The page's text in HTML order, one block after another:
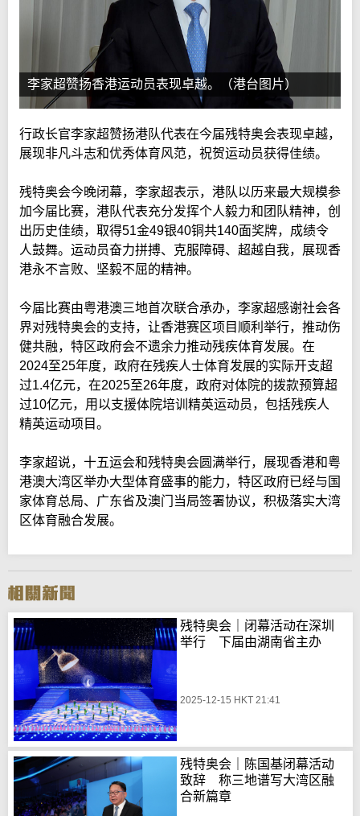
李家超赞扬香港运动员表现卓越。（港台图片）
行政长官李家超赞扬港队代表在今届残特奥会表现卓越，
展现非凡斗志和优秀体育风范，祝贺运动员获得佳绩。
残特奥会今晚闭幕，李家超表示，港队以历来最大规模参
加今届比赛，港队代表充分发挥个人毅力和团队精神，创
出历史佳绩，取得51金49银40铜共140面奖牌，成绩令
人鼓舞。运动员奋力拼搏、克服障碍、超越自我，展现香
港永不言败、坚毅不屈的精神。
今届比赛由粤港澳三地首次联合承办，李家超感谢社会各
界对残特奥会的支持，让香港赛区项目顺利举行，推动伤
健共融，特区政府会不遗余力推动残疾体育发展。在
2024至25年度，政府在残疾人士体育发展的实际开支超
过1.4亿元，在2025至26年度，政府对体院的拨款预算超
过10亿元，用以支援体院培训精英运动员，包括残疾人
精英运动项目。
李家超说，十五运会和残特奥会圆满举行，展现香港和粤
港澳大湾区举办大型体育盛事的能力，特区政府已经与国
家体育总局、广东省及澳门当局签署协议，积极落实大湾
区体育融合发展。
残特奥会｜闭幕活动在深圳
举行 下届由湖南省主办
2025-12-15 HKT 21:41
残特奥会｜陈国基闭幕活动
致辞 称三地谱写大湾区融
合新篇章